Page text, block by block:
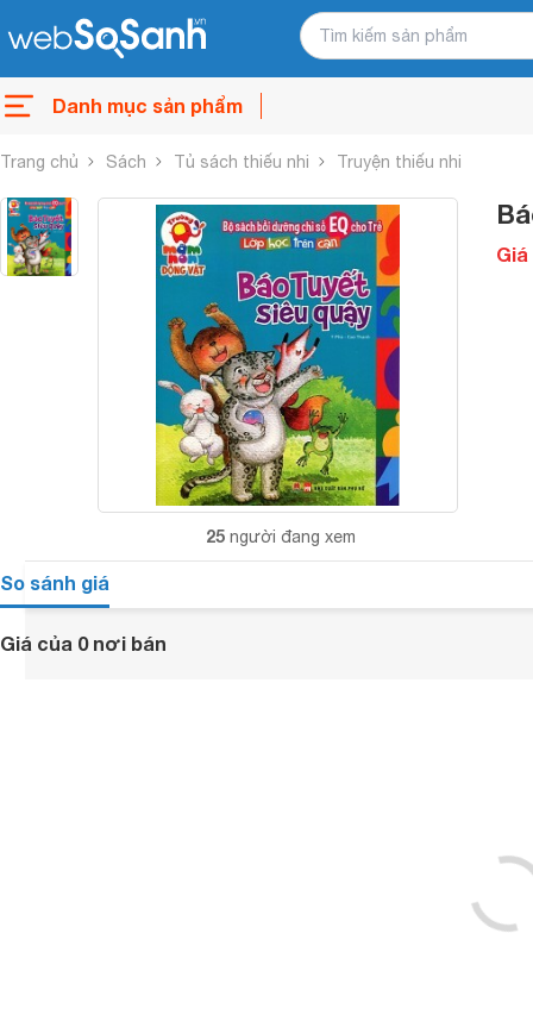
Danh mục sản phẩm
Trang chủ Sách Tủ sách thiếu nhi Truyện thiếu nhi
25 người đang xem
So sánh giá
Giá của 0 nơi bán